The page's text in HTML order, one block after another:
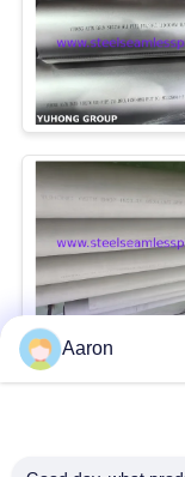
Aaron